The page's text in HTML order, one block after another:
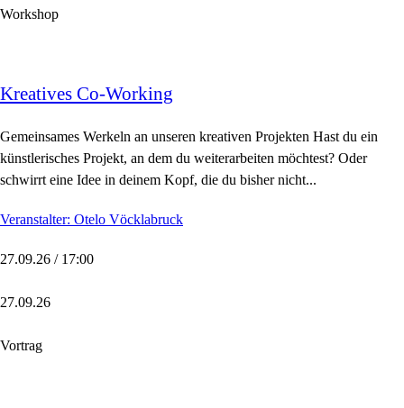
Workshop
Kreatives Co-Working
Gemeinsames Werkeln an unseren kreativen Projekten Hast du ein
künstlerisches Projekt, an dem du weiterarbeiten möchtest? Oder
schwirrt eine Idee in deinem Kopf, die du bisher nicht...
Veranstalter: Otelo Vöcklabruck
27.09.26 / 17:00
27.09.26
Vortrag